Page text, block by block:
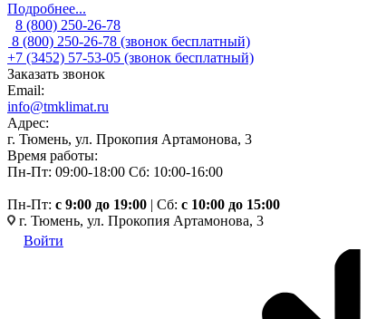
Подробнее...
8 (800) 250-26-78
8 (800) 250-26-78 (звонок бесплатный)
+7 (3452) 57-53-05 (звонок бесплатный)
Заказать звонок
Email:
info@tmklimat.ru
Адрес:
г. Тюмень, ул. Прокопия Артамонова, 3
Время работы:
Пн-Пт: 09:00-18:00 Сб: 10:00-16:00
Пн-Пт: c 9:00 до 19:00 | Сб: с 10:00 до 15:00
г. Тюмень, ул. Прокопия Артамонова, 3
Войти